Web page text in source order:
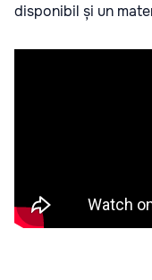
disponibil și un